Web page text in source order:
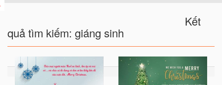
Kết
quả tìm kiếm: giáng sinh